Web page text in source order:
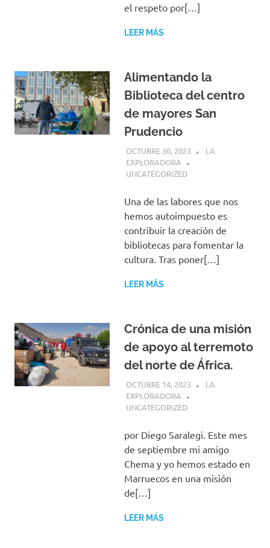
el respeto por[…]
LEER MÁS
Alimentando la
Biblioteca del centro
de mayores San
Prudencio
OCTUBRE 30, 2023
LA
EXPLORADORA
UNCATEGORIZED
Una de las labores que nos
hemos autoimpuesto es
contribuir la creación de
bibliotecas para fomentar la
cultura. Tras poner[…]
LEER MÁS
Crónica de una misión
de apoyo al terremoto
del norte de África.
OCTUBRE 14, 2023
LA
EXPLORADORA
UNCATEGORIZED
por Diego Saralegi. Este mes
de septiembre mi amigo
Chema y yo hemos estado en
Marruecos en una misión
de[…]
LEER MÁS